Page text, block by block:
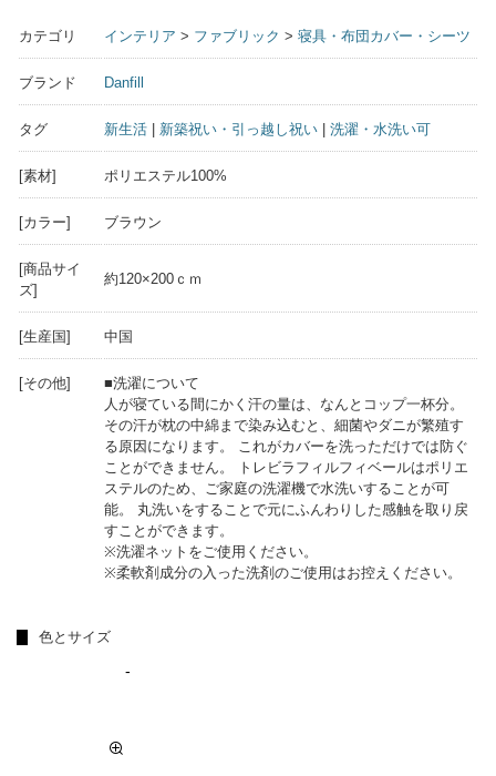
カテゴリ インテリア > ファブリック > 寝具・布団カバー・シーツ
ブランド Danfill
タグ 新生活 新築祝い・引っ越し祝い 洗濯・水洗い可
[素材] ポリエステル100%
[カラー] ブラウン
[商品サイ
ズ]
約120×200ｃｍ
[生産国] 中国
[その他]
■洗濯について
人が寝ている間にかく汗の量は、なんとコップ一杯分。
その汗が枕の中綿まで染み込むと、細菌やダニが繁殖す
る原因になります。 これがカバーを洗っただけでは防ぐ
ことができません。 トレビラフィルフィベールはポリエ
ステルのため、ご家庭の洗濯機で水洗いすることが可
能。 丸洗いをすることで元にふんわりした感触を取り戻
すことができます。
※洗濯ネットをご使用ください。
※柔軟剤成分の入った洗剤のご使用はお控えください。
色とサイズ
-